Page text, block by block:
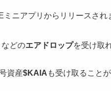
ミニアプリからリリースされ
などのエアドロップを受け取
資産$KAIA も受け取ること